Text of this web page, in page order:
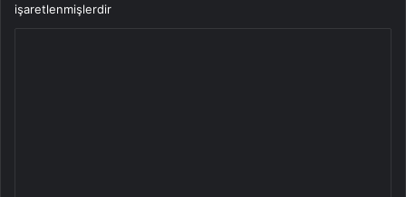
işaretlenmişlerdir